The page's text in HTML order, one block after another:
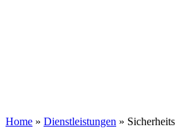
Home » Diens­tleistungen »